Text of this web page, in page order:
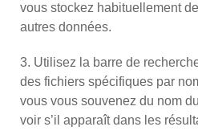
vous stockez habituellement
autres données.
3. Utilisez la barre de
des fichiers spécifiques par
vous vous souvenez du nom
voir s’il apparaît dans les